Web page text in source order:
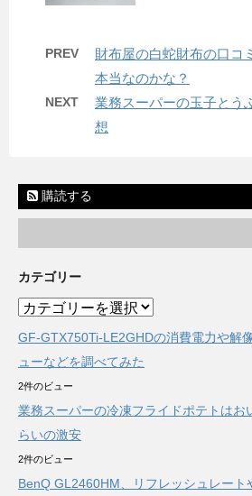
PREV
財布屋の白蛇財布の口コ
本当なのかな？
NEXT
業務スーパーの玉子とう
想
購読する
カテゴリー
カ
ゴ
リ
ー
GF-GTX750Ti-LE2GHDの消費電力や解
ューなどを調べてみた
2件のビュー
業務スーパーの冷凍フライドポテトはお
らいの激安
2件のビュー
BenQ GL2460HM、リフレッシュレート